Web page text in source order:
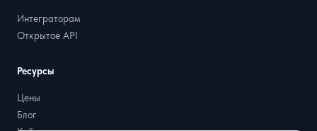
Интеграторам
Открытое API
Ресурсы
Цены
Блог